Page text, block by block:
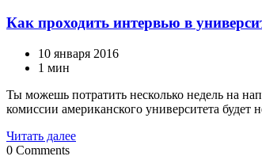
Как проходить интервью в
10 января 2016
1 мин
Ты можешь потратить несколько недель на
комиссии американского университета
Читать далее
0 Comments